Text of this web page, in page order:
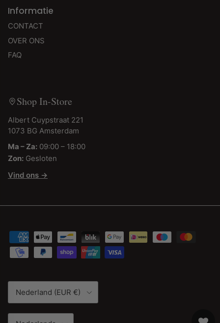
Informatie
CONTACT
OVER ONS
FAQ
Shop In-Store
Albert Cuypstraat 221
1073 BG Amsterdam
Ma – Za: 09:00 – 18:00
Zon: Gesloten
Vind ons →
Land/Regio
Nederland (EUR €)
Taal